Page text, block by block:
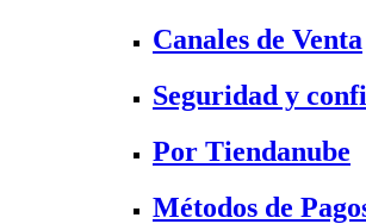
Canales de Venta
Seguridad y
Por Tiendanube
Métodos de